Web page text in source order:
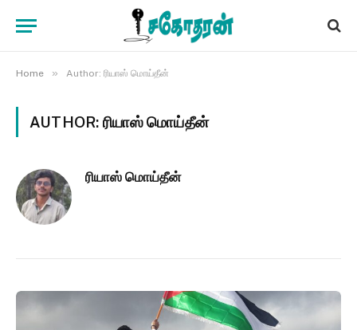
Home » Author: ரியாஸ் மொய்தீன்
AUTHOR: ரியாஸ் மொய்தீன்
ரியாஸ் மொய்தீன்